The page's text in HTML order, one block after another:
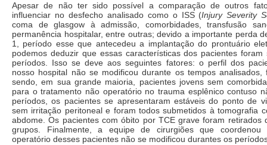
Apesar de não ter sido possível a comparação de outros
influenciar no desfecho analisado como o ISS (Injury Severity
coma de glasgow à admissão, comorbidades, transfusão
permanência hospitalar, entre outras; devido a importante perda
1, período esse que antecedeu a implantação do prontuário
podemos deduzir que essas características dos pacientes foram
períodos. Isso se deve aos seguintes fatores: o perfil dos
nosso hospital não se modificou durante os tempos analisados,
sendo, em sua grande maioria, pacientes jovens sem
para o tratamento não operatório no trauma esplênico contuso
períodos, os pacientes se apresentaram estáveis do ponto de
sem irritação peritoneal e foram todos submetidos à tomografia
abdome. Os pacientes com óbito por TCE grave foram retirados
grupos. Finalmente, a equipe de cirurgiões que coordenou
operatório desses pacientes não se modificou durantes os